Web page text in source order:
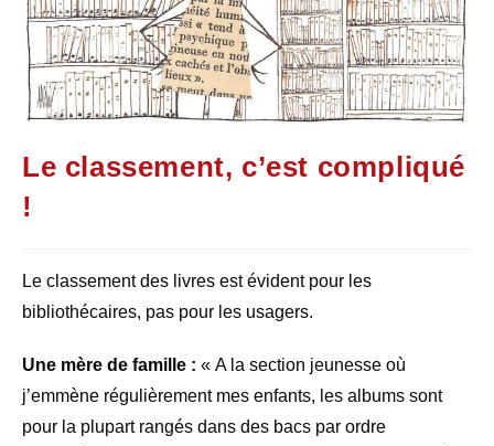
Le classement, c’est compliqué
!
Le classement des livres est évident pour les
bibliothécaires, pas pour les usagers.
Une mère de famille : « A la section jeunesse où
j’emmène régulièrement mes enfants, les albums sont
pour la plupart rangés dans des bacs par ordre